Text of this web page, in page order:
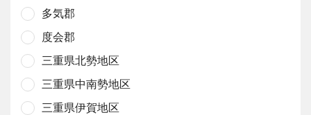
多気郡
度会郡
三重県北勢地区
三重県中南勢地区
三重県伊賀地区